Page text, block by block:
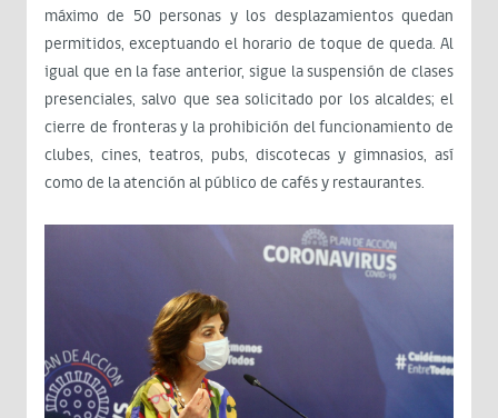
máximo de 50 personas y los desplazamientos quedan
permitidos, exceptuando el horario de toque de queda. Al
igual que en la fase anterior, sigue la suspensión de clases
presenciales, salvo que sea solicitado por los alcaldes; el
cierre de fronteras y la prohibición del funcionamiento de
clubes, cines, teatros, pubs, discotecas y gimnasios, así
como de la atención al público de cafés y restaurantes.